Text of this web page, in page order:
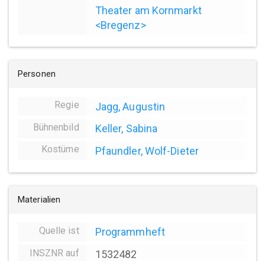
Theater am Kornmarkt
<Bregenz>
Personen
Regie Jagg, Augustin
Bühnenbild Keller, Sabina
Kostüme Pfaundler, Wolf-Dieter
Materialien
Quelle ist Programmheft
INSZNR auf
1532482